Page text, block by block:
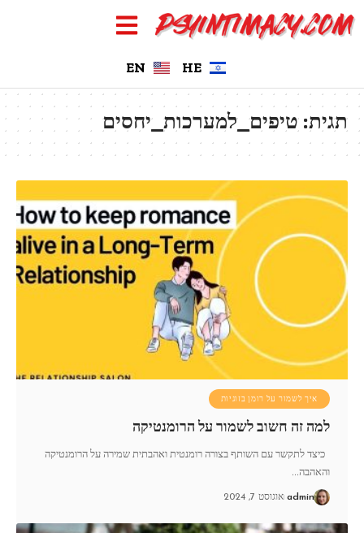
HE
EN
תגית:טיפים_למערכות_יחסים
איך לשמור על רומן בזוגיות
למה זה חשוב לשמור על הרומנטיקה
כיצד לתקשר עם השותף בצורה רומנטית ואהבתית שמירה על הרומנטיקה
והאהבה…
admin אוגוסט 7, 2024